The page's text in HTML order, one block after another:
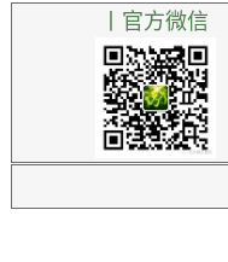
丨官方微信